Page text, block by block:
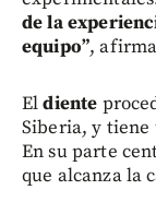
de la
equipo”,
Eldiente
Siberia, y tiene
En su parte
que alcanza la